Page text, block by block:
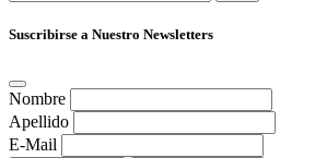
Suscribirse a Nuestro Newsletters
Nombre
Apellido
E-Mail